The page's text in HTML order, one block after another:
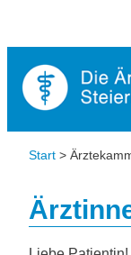
Start >